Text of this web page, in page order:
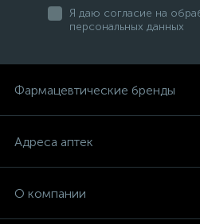
Я даю согласие на
персональных данных
Фармацевтические бренды
Адреса аптек
О компании